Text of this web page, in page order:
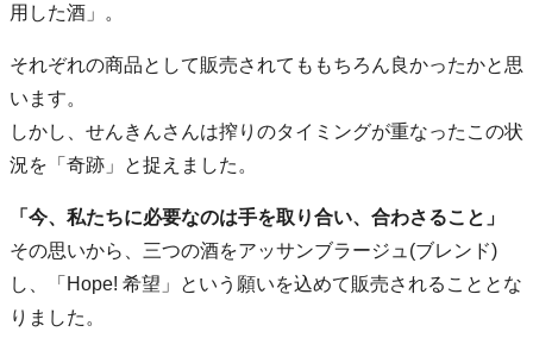
用した酒」。
それぞれの商品として販売されてももちろん良かったかと思
います。
しかし、せんきんさんは搾りのタイミングが重なったこの状
況を「奇跡」と捉えました。
「今、私たちに必要なのは手を取り合い、合わさること」
その思いから、三つの酒をアッサンブラージュ(ブレンド)
し、「Hope! 希望」という願いを込めて販売されることとな
りました。